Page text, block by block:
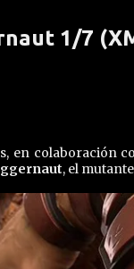
1/7
en colaboración
, el